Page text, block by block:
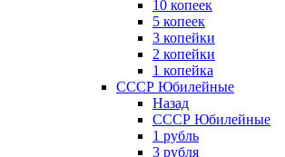
10 копеек
5 копеек
3 копейки
2 копейки
1 копейка
СССР Юбилейные
Назад
СССР Юбилейные
1 рубль
3 рубля